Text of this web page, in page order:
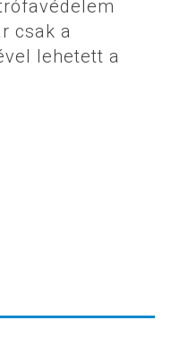
csak a
lehetett a